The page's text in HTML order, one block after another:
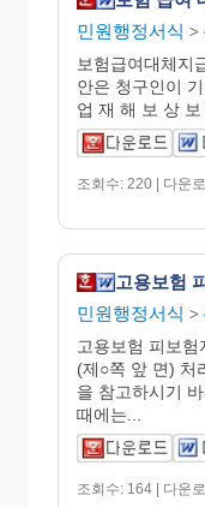
민원행정서식 >
보험급여대체지
안은 청구인이
업 재 해 보 상 보
조회수: 220 | 다운
고용보험
민원행정서식 >
고용보험 피보
(제○쪽 앞 면) 처
을 참고하시기
때에는...
조회수: 164 | 다운